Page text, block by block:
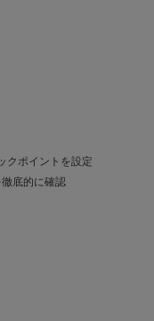
クポイントを設定
底的に確認